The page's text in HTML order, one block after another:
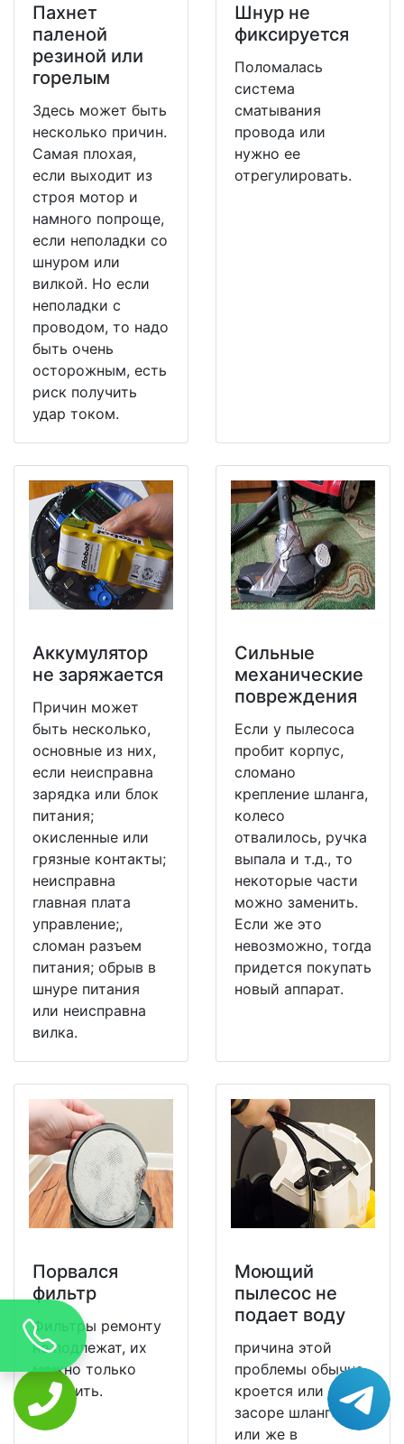
Пахнет
паленой
резиной или
горелым
Здесь может быть
несколько причин.
Самая плохая,
если выходит из
строя мотор и
намного попроще,
если неполадки со
шнуром или
вилкой. Но если
неполадки с
проводом, то надо
быть очень
осторожным, есть
риск получить
удар током.
Шнур не
фиксируется
Поломалась
система
сматывания
провода или
нужно ее
отрегулировать.
Аккумулятор
не заряжается
Причин может
быть несколько,
основные из них,
если неисправна
зарядка или блок
питания;
окисленные или
грязные контакты;
неисправна
главная плата
управление;,
сломан разъем
питания; обрыв в
шнуре питания
или неисправна
вилка.
Сильные
механические
повреждения
Если у пылесоса
пробит корпус,
сломано
крепление шланга,
колесо
отвалилось, ручка
выпала и т.д., то
некоторые части
можно заменить.
Если же это
невозможно, тогда
придется покупать
новый аппарат.
Порвался
фильтр
Фильтры ремонту
не подлежат, их
можно только
заменить.
Моющий
пылесос не
подает воду
причина этой
проблемы обычно
кроется или в
засоре шлангов,
или же в